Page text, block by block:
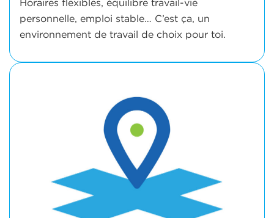
personnelle, emploi stable… C’est ça, un
environnement de travail de choix pour toi.